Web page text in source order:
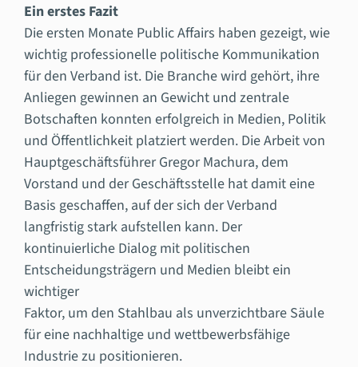
Ein erstes Fazit
Die ersten Monate Public Affairs haben gezeigt, wie
wichtig professionelle politische Kommunikation
für den Verband ist. Die Branche wird gehört, ihre
Anliegen gewinnen an Gewicht und zentrale
Botschaften konnten erfolgreich in Medien, Politik
und Öffentlichkeit platziert werden. Die Arbeit von
Hauptgeschäftsführer Gregor Machura, dem
Vorstand und der Geschäftsstelle hat damit eine
Basis geschaffen, auf der sich der Verband
langfristig stark aufstellen kann. Der
kontinuierliche Dialog mit politischen
Entscheidungsträgern und Medien bleibt ein
wichtiger
Faktor, um den Stahlbau als unverzichtbare Säule
für eine nachhaltige und wettbewerbsfähige
Industrie zu positionieren.